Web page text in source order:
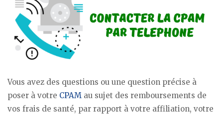
Vous avez des questions ou une question précise à
poser à votre CPAM au sujet des remboursements de
vos frais de santé, par rapport à votre affiliation, votre